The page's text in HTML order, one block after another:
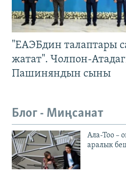
"ЕАЭБдин талаптары
жатат". Чолпон-
Пашиняндын сыны
Блог - Миңсанат
Ала-Тоо –
аралык